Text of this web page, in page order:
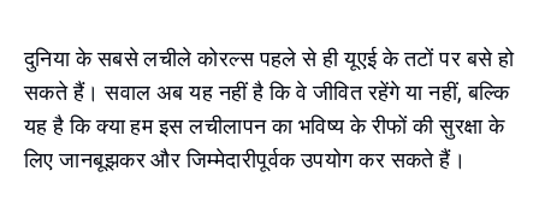
दुनिया के सबसे लचीले कोरल्स पहले से ही यूएई के तटों पर बसे हो
सकते हैं। सवाल अब यह नहीं है कि वे जीवित रहेंगे या नहीं, बल्कि
यह है कि क्या हम इस लचीलापन का भविष्य के रीफों की सुरक्षा के
लिए जानबूझकर और जिम्मेदारीपूर्वक उपयोग कर सकते हैं।